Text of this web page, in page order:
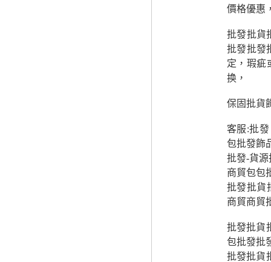
價格優惠
批發批貨
批發批發
定，瑕疵
换，
保固批貨
客服:批
包批發飾
批發-貨
商貿包包
批發批貨
商貿商貿
批發批貨
包批發批
批發批貨